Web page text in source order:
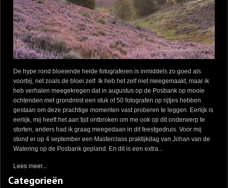
De hype rond bloeiende heide fotograferen is inmiddels zo goed als
voorbij, net zoals de bloei zelf. Ik heb het zelf niet meegemaakt, maar ik
heb verhalen meegekregen dat in augustus op de Posbank op mooie
ochtenden met grondmist een stuk of 50 fotografen op rijtjes hebben
gestaan om deze prachtige momenten vast proberen te leggen. Eerlijk is
eerlijk, mij heeft het aan tijd ontbroken om me ook op dit onderwerp te
storten, anders had ik graag meegedaan in dit feestgedruis. Voor mij
stond er op 4 september een Masterclass praktijkdag van Johan van de
Watering op de Posbank gepland. En dit is een extra...
Lees meer...
Categorieën